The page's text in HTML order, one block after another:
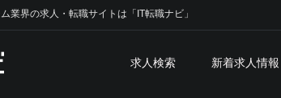
業界の求人・転職サイトは「IT転職ナビ」
求人検索 新着求人情報